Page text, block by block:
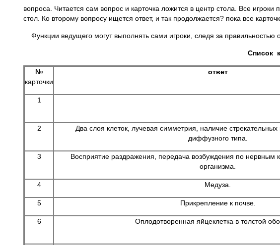
вопроса. Читается сам вопрос и карточка ложится в центр стола. Все
стол. Ко второму вопросу ищется ответ, и так продолжается? пока все
Функции ведущего могут выполнять сами игроки, следя за
Список
№
карточки
ответ
1
2
Два слоя клеток, лучевая симметрия, наличие стрекательных
диффузного типа.
3
Восприятие раздражения, передача возбуждения по нервным
организма.
4 Медуза.
5 Прикрепление к почве.
6 Оплодотворенная яйцеклетка в толстой